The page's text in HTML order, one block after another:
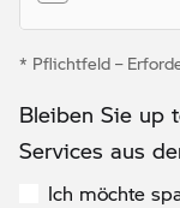
* Pflichtfeld –
Bleiben Sie up
Services aus
Ich möchte